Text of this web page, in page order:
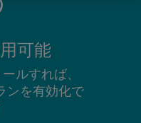
可能
ルすれば、
ンを有効化で